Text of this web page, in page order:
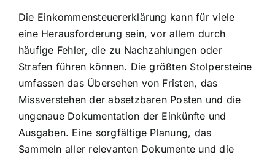
Die Einkommensteuererklärung kann für viele
eine Herausforderung sein, vor allem durch
häufige Fehler, die zu Nachzahlungen oder
Strafen führen können. Die größten Stolpersteine
umfassen das Übersehen von Fristen, das
Missverstehen der absetzbaren Posten und die
ungenaue Dokumentation der Einkünfte und
Ausgaben. Eine sorgfältige Planung, das
Sammeln aller relevanten Dokumente und die